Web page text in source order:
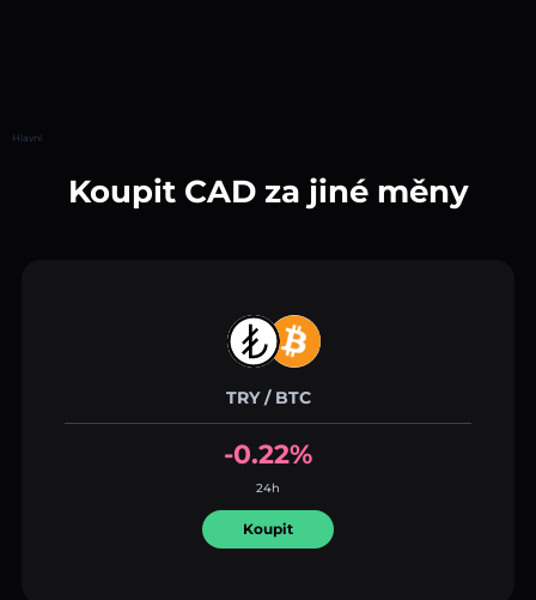
Hlavní
Koupit CAD za jiné měny
TRY / BTC
-0.22%
24h
Koupit